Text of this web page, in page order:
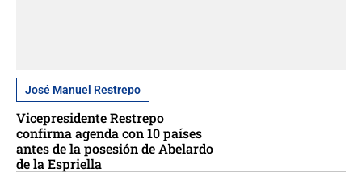
José Manuel Restrepo
Vicepresidente Restrepo
confirma agenda con 10 países
antes de la posesión de Abelardo
de la Espriella